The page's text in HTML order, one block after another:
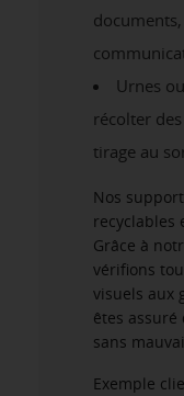
Urnes
récolter
tirage au
Nos
recyclables
Grâce à
vérifions
visuels aux
êtes assuré
sans
Exemple